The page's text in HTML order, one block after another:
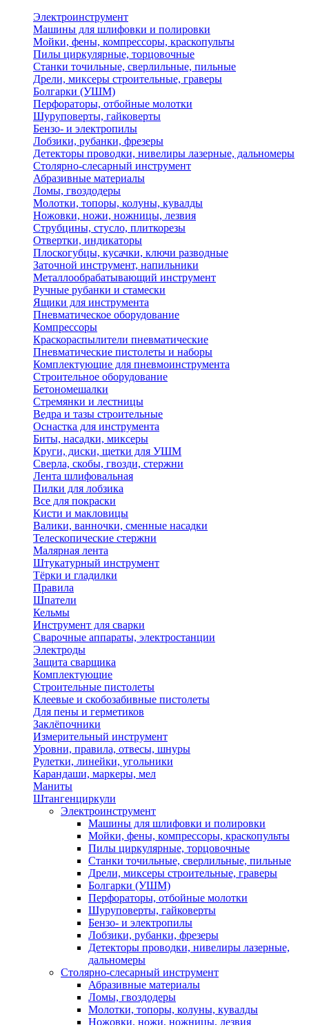
Электроинструмент
Машины для шлифовки и полировки
Мойки, фены, компрессоры, краскопульты
Пилы циркулярные, торцовочные
Станки точильные, сверлильные, пильные
Дрели, миксеры строительные, граверы
Болгарки (УШМ)
Перфораторы, отбойные молотки
Шуруповерты, гайковерты
Бензо- и электропилы
Лобзики, рубанки, фрезеры
Детекторы проводки, нивелиры лазерные, дальномеры
Столярно-слесарный инструмент
Абразивные материалы
Ломы, гвоздодеры
Молотки, топоры, колуны, кувалды
Ножовки, ножи, ножницы, лезвия
Струбцины, стусло, плиткорезы
Отвертки, индикаторы
Плоскогубцы, кусачки, ключи разводные
Заточной инструмент, напильники
Металлообрабатывающий инструмент
Ручные рубанки и стамески
Ящики для инструмента
Пневматическое оборудование
Компрессоры
Краскораспылители пневматические
Пневматические пистолеты и наборы
Комплектующие для пневмоинструмента
Строительное оборудование
Бетономешалки
Стремянки и лестницы
Ведра и тазы строительные
Оснастка для инструмента
Биты, насадки, миксеры
Круги, диски, щетки для УШМ
Сверла, скобы, гвозди, стержни
Лента шлифовальная
Пилки для лобзика
Все для покраски
Кисти и макловицы
Валики, ванночки, сменные насадки
Телескопические стержни
Малярная лента
Штукатурный инструмент
Тёрки и гладилки
Правила
Шпатели
Кельмы
Инструмент для сварки
Сварочные аппараты, электростанции
Электроды
Защита сварщика
Комплектующие
Строительные пистолеты
Клеевые и скобозабивные пистолеты
Для пены и герметиков
Заклёпочники
Измерительный инструмент
Уровни, правила, отвесы, шнуры
Рулетки, линейки, угольники
Карандаши, маркеры, мел
Маниты
Штангенциркули
Электроинструмент
Машины для шлифовки и полировки
Мойки, фены, компрессоры, краскопульты
Пилы циркулярные, торцовочные
Станки точильные, сверлильные, пильные
Дрели, миксеры строительные, граверы
Болгарки (УШМ)
Перфораторы, отбойные молотки
Шуруповерты, гайковерты
Бензо- и электропилы
Лобзики, рубанки, фрезеры
Детекторы проводки, нивелиры лазерные,
дальномеры
Столярно-слесарный инструмент
Абразивные материалы
Ломы, гвоздодеры
Молотки, топоры, колуны, кувалды
Ножовки, ножи, ножницы, лезвия